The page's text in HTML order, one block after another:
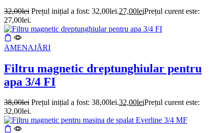
32,00lei Prețul inițial a fost: 32,00lei.27,00leiPrețul curent este:
27,00lei.
AMENAJĂRI
Filtru magnetic dreptunghiular pentru
apa 3/4 FI
38,00lei Prețul inițial a fost: 38,00lei.32,00leiPrețul curent este:
32,00lei.